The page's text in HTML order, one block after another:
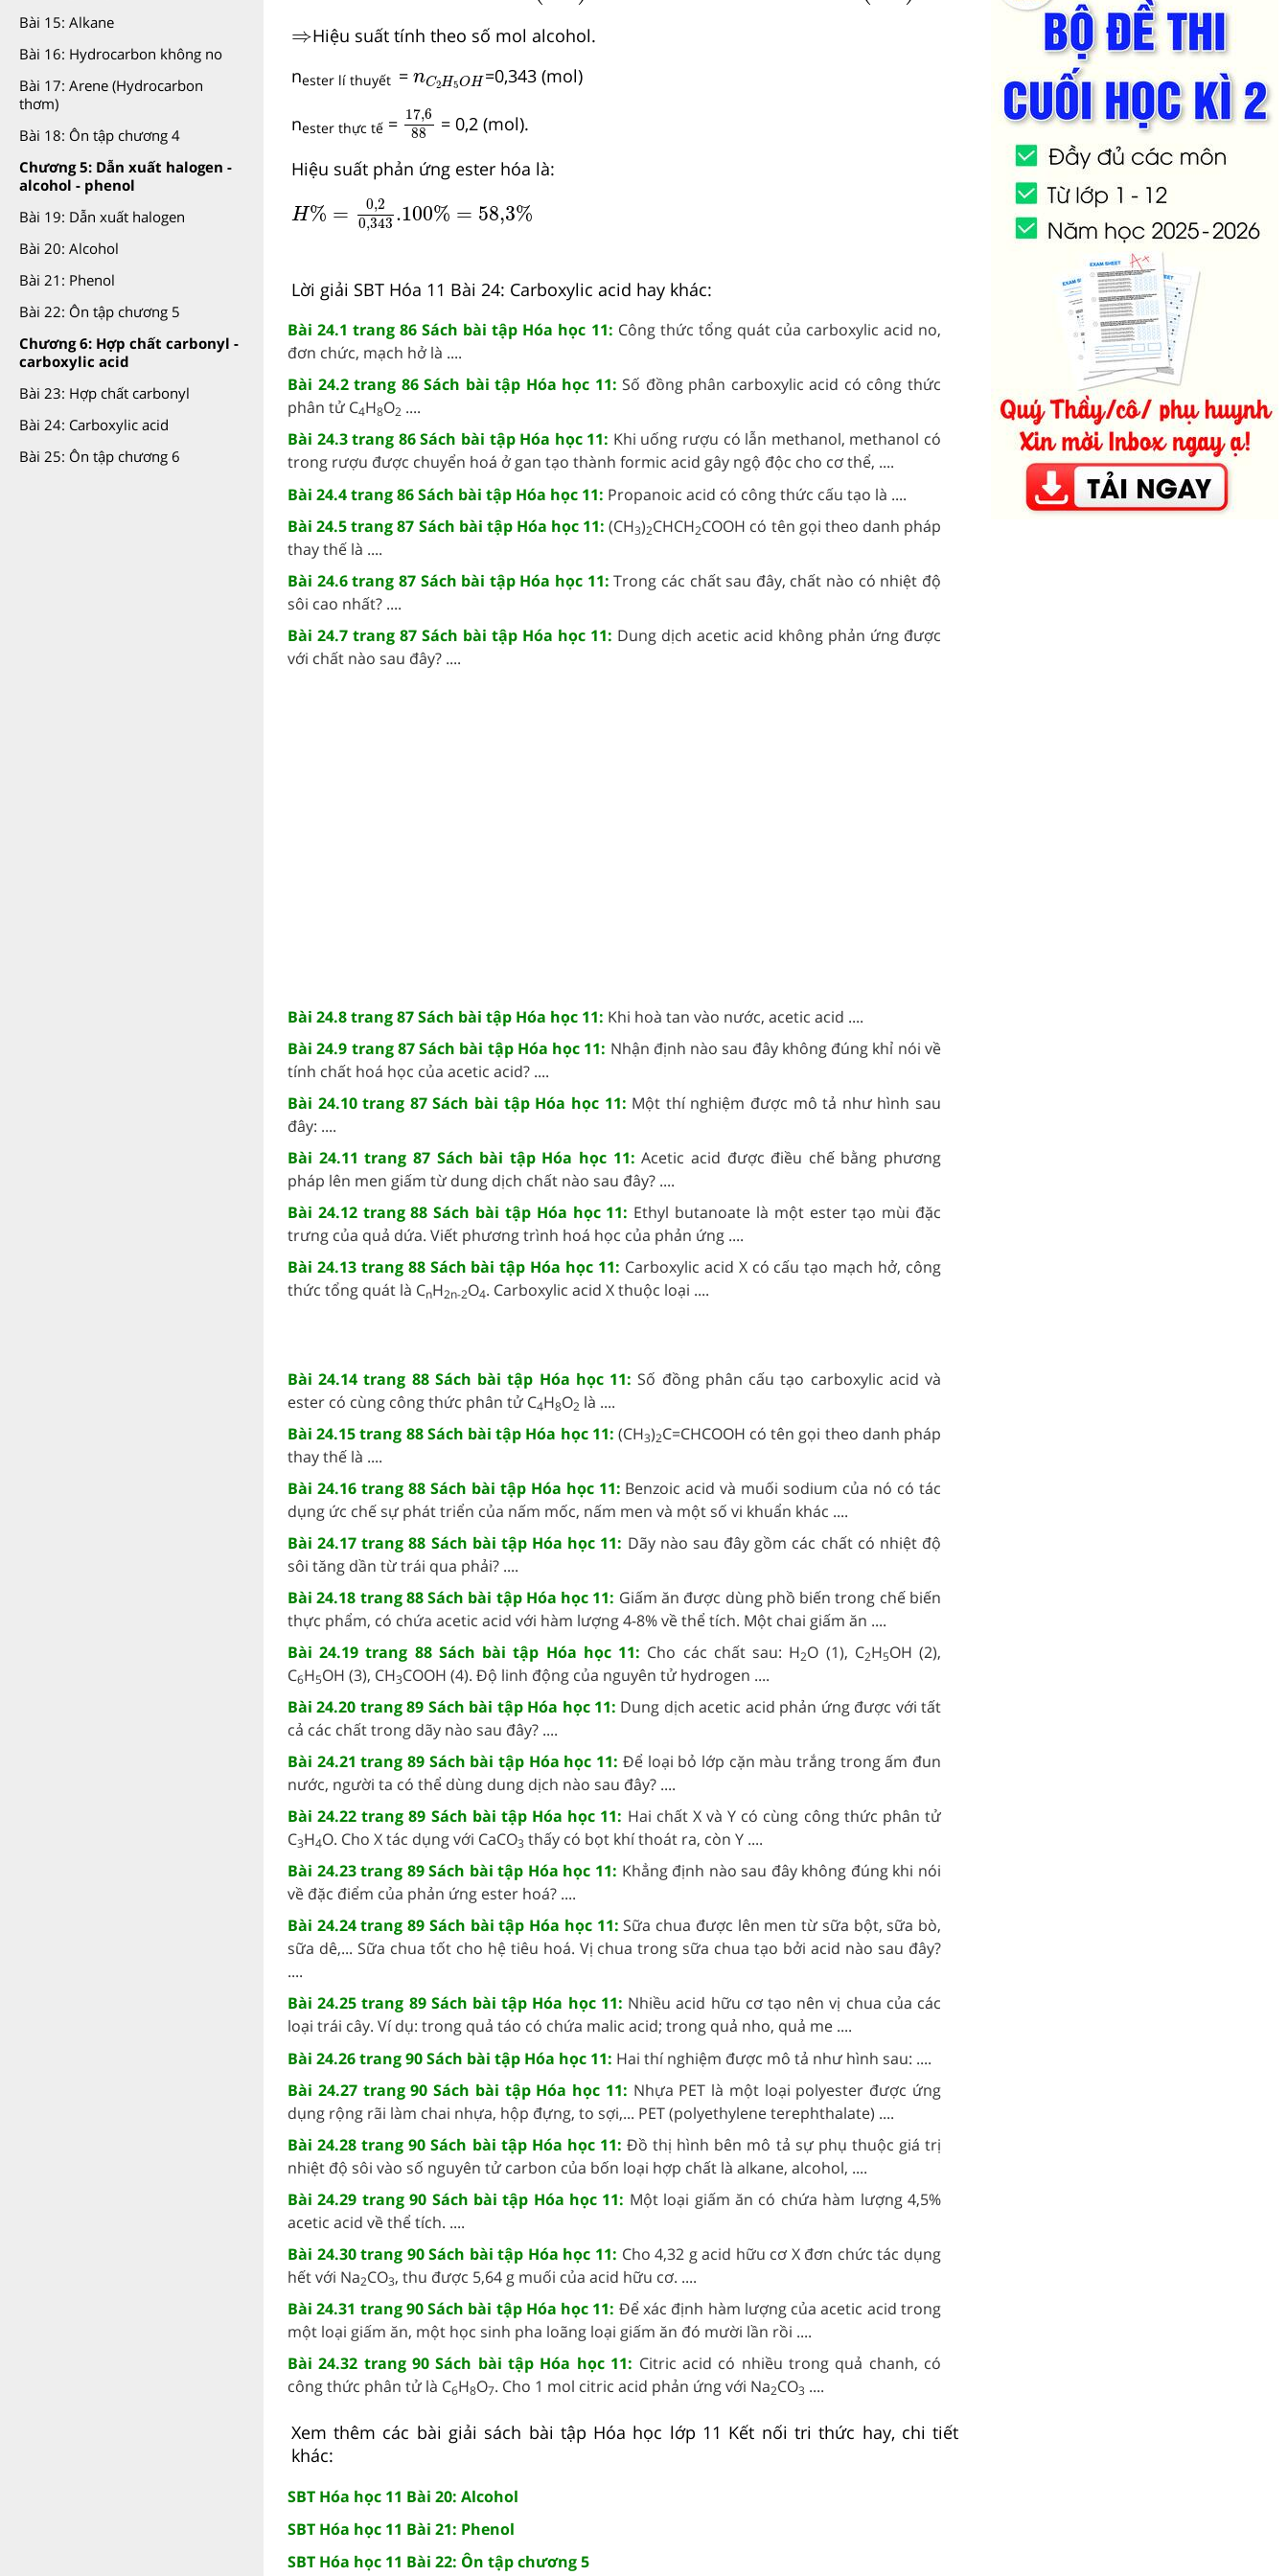
Bài 15: Alkane
Bài 16: Hydrocarbon không no
Bài 17: Arene (Hydrocarbon
thơm)
Bài 18: Ôn tập chương 4
Chương 5: Dẫn xuất halogen -
alcohol - phenol
Bài 19: Dẫn xuất halogen
Bài 20: Alcohol
Bài 21: Phenol
Bài 22: Ôn tập chương 5
Chương 6: Hợp chất carbonyl -
carboxylic acid
Bài 23: Hợp chất carbonyl
Bài 24: Carboxylic acid
Bài 25: Ôn tập chương 6
⇒
⇒ Hiệu suất tính theo số mol alcohol.
nester lí thuyết = nC2H5OH
nC 2H5OH
=0,343 (mol)
nester thực tế= 17,6
88
17,6
= 0,2 (mol).
Hiệu suất phản ứng ester hóa là:
H% =
0,2
0,343 .100% = 58,3%
%= 0,343 .100 58,3
Lời giải SBT Hóa 11 Bài 24: Carboxylic acid hay khác:
Bài 24.1 trang 86 Sách bài tập Hóa học 11: Công thức tổng quát của carboxylic acid no,
đơn chức, mạch hở là ....
Bài 24.2 trang 86 Sách bài tập Hóa học 11: Số đồng phân carboxylic acid có công thức
phân tử C4­H8O2 ....
Bài 24.3 trang 86 Sách bài tập Hóa học 11: Khi uống rượu có lẫn methanol, methanol có
trong rượu được chuyển hoá ở gan tạo thành formic acid gây ngộ độc cho cơ thể, ....
Bài 24.4 trang 86 Sách bài tập Hóa học 11: Propanoic acid có công thức cấu tạo là ....
Bài 24.5 trang 87 Sách bài tập Hóa học 11:(CH3)2CHCH2COOH có tên gọi theo danh pháp
thay thế là ....
Bài 24.6 trang 87 Sách bài tập Hóa học 11:Trong các chất sau đây, chất nào có nhiệt độ
sôi cao nhất? ....
Bài 24.7 trang 87 Sách bài tập Hóa học 11: Dung dịch acetic acid không phản ứng được
với chất nào sau đây? ....
Bài 24.8 trang 87 Sách bài tập Hóa học 11: Khi hoà tan vào nước, acetic acid ....
Bài 24.9 trang 87 Sách bài tập Hóa học 11: Nhận định nào sau đây không đúng khỉ nói về
tính chất hoá học của acetic acid? ....
Bài 24.10 trang 87 Sách bài tập Hóa học 11: Một thí nghiệm được mô tả như hình sau
đây: ....
Bài 24.11 trang 87 Sách bài tập Hóa học 11:Acetic acid được điều chế bằng phương
pháp lên men giấm từ dung dịch chất nào sau đây? ....
Bài 24.12 trang 88 Sách bài tập Hóa học 11: Ethyl butanoate là một ester tạo mùi đặc
trưng của quả dứa. Viết phương trình hoá học của phản ứng ....
Bài 24.13 trang 88 Sách bài tập Hóa học 11: Carboxylic acid X có cấu tạo mạch hở, công
thức tổng quát là CnH2n-2O4. Carboxylic acid X thuộc loại ....
Bài 24.14 trang 88 Sách bài tập Hóa học 11: Số đồng phân cấu tạo carboxylic acid và
ester có cùng công thức phân tử C4H8O2 là ....
Bài 24.15 trang 88 Sách bài tập Hóa học 11: (CH3)2C=CHCOOH có tên gọi theo danh pháp
thay thế là ....
Bài 24.16 trang 88 Sách bài tập Hóa học 11: Benzoic acid và muối sodium của nó có tác
dụng ức chế sự phát triển của nấm mốc, nấm men và một số vi khuẩn khác ....
Bài 24.17 trang 88 Sách bài tập Hóa học 11: Dãy nào sau đây gồm các chất có nhiệt độ
sôi tăng dần từ trái qua phải? ....
Bài 24.18 trang 88 Sách bài tập Hóa học 11: Giấm ăn được dùng phồ biến trong chế biến
thực phẩm, có chứa acetic acid với hàm lượng 4-8% về thể tích. Một chai giấm ăn ....
Bài 24.19 trang 88 Sách bài tập Hóa học 11: Cho các chất sau: H2O (1), C2H5OH (2),
C6H5OH (3), CH3COOH (4). Độ linh động của nguyên tử hydrogen ....
Bài 24.20 trang 89 Sách bài tập Hóa học 11: Dung dịch acetic acid phản ứng được với tất
cả các chất trong dãy nào sau đây? ....
Bài 24.21 trang 89 Sách bài tập Hóa học 11: Để loại bỏ lớp cặn màu trắng trong ấm đun
nước, người ta có thể dùng dung dịch nào sau đây? ....
Bài 24.22 trang 89 Sách bài tập Hóa học 11: Hai chất X và Y có cùng công thức phân tử
C3H4O. Cho X tác dụng với CaCO3 thấy có bọt khí thoát ra, còn Y ....
Bài 24.23 trang 89 Sách bài tập Hóa học 11: Khẳng định nào sau đây không đúng khi nói
về đặc điểm của phản ứng ester hoá? ....
Bài 24.24 trang 89 Sách bài tập Hóa học 11: Sữa chua được lên men từ sữa bột, sữa bò,
sữa dê,... Sữa chua tốt cho hệ tiêu hoá. Vị chua trong sữa chua tạo bởi acid nào sau đây?
....
Bài 24.25 trang 89 Sách bài tập Hóa học 11: Nhiều acid hữu cơ tạo nên vị chua của các
loại trái cây. Ví dụ: trong quả táo có chứa malic acid; trong quả nho, quả me ....
Bài 24.26 trang 90 Sách bài tập Hóa học 11: Hai thí nghiệm được mô tả như hình sau: ....
Bài 24.27 trang 90 Sách bài tập Hóa học 11: Nhựa PET là một loại polyester được ứng
dụng rộng rãi làm chai nhựa, hộp đựng, to sợi,... PET (polyethylene terephthalate) ....
Bài 24.28 trang 90 Sách bài tập Hóa học 11: Đồ thị hình bên mô tả sự phụ thuộc giá trị
nhiệt độ sôi vào số nguyên tử carbon của bốn loại hợp chất là alkane, alcohol, ....
Bài 24.29 trang 90 Sách bài tập Hóa học 11: Một loại giấm ăn có chứa hàm lượng 4,5%
acetic acid về thể tích. ....
Bài 24.30 trang 90 Sách bài tập Hóa học 11: Cho 4,32 g acid hữu cơ X đơn chức tác dụng
hết với Na2CO3, thu được 5,64 g muối của acid hữu cơ. ....
Bài 24.31 trang 90 Sách bài tập Hóa học 11: Để xác định hàm lượng của acetic acid trong
một loại giấm ăn, một học sinh pha loãng loại giấm ăn đó mười lần rồi ....
Bài 24.32 trang 90 Sách bài tập Hóa học 11: Citric acid có nhiều trong quả chanh, có
công thức phân tử là C6H8O7. Cho 1 mol citric acid phản ứng với Na2CO3 ....
Xem thêm các bài giải sách bài tập Hóa học lớp 11 Kết nối tri thức hay, chi tiết
khác:
SBT Hóa học 11 Bài 20: Alcohol
SBT Hóa học 11 Bài 21: Phenol
SBT Hóa học 11 Bài 22: Ôn tập chương 5